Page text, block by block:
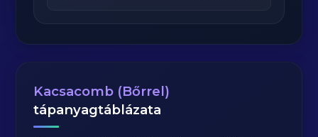
Kacsacomb (Bőrrel)
tápanyagtáblázata